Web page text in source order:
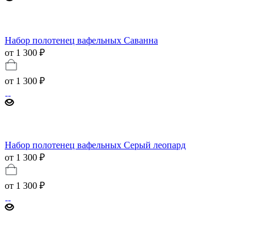
Набор полотенец вафельных Саванна
от 1 300 ₽
от 1 300 ₽
Набор полотенец вафельных Серый леопард
от 1 300 ₽
от 1 300 ₽